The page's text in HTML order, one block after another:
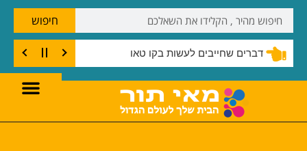
דברים שחייבים לעשות בקו טאו
חיפוש